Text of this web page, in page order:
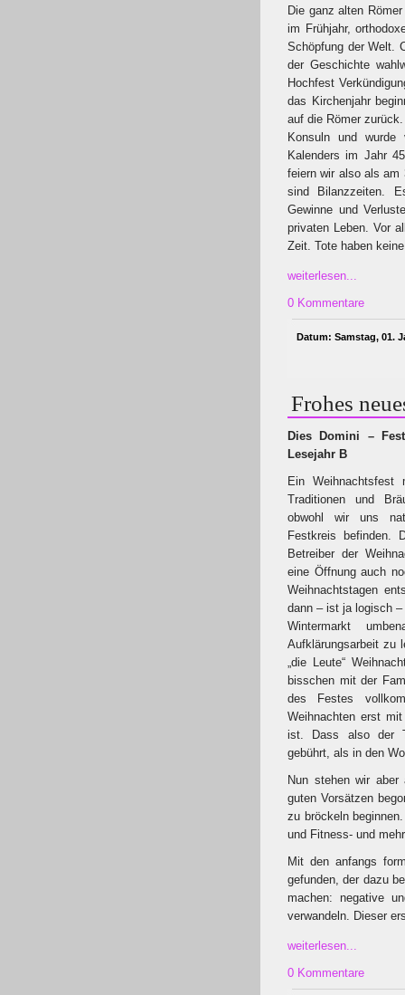
Die ganz alten
im Frühjahr,
Schöpfung der Welt.
der Geschichte
Hochfest
das Kirchenjahr
auf die Römer
Konsuln und
Kalenders im Jahr
feiern wir also als am
sind Bilanzzeiten.
Gewinne und
privaten Leben. Vor
Zeit. Tote haben
weiterlesen...
0 Kommentare
Datum: Samstag, 01.
Frohes
Dies Domini –
Lesejahr B
Ein Weihnachtsfest
Traditionen und
obwohl wir uns
Festkreis befinden.
Betreiber der
eine Öffnung auch
Weihnachtstagen
dann – ist ja logisch
Wintermarkt
Aufklärungsarbeit zu
„die Leute“
bisschen mit der
des Festes
Weihnachten erst
ist. Dass also der
gebührt, als in den
Nun stehen wir
guten Vorsätzen
zu bröckeln
und Fitness- und
Mit den anfangs
gefunden, der dazu
machen: negative
verwandeln. Dieser
weiterlesen...
0 Kommentare